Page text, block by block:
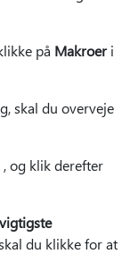
på Makroeri
skal du overveje
, og klik derefter
du klikke for at